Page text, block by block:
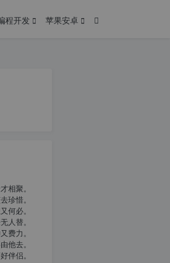
程开发 苹果安卓
相聚。
珍惜。
何必。
人替。
费力。
他去。
伴侣。